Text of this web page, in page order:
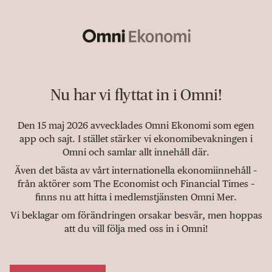
Nu har vi flyttat in i Omni!
Den 15 maj 2026 avvecklades Omni Ekonomi som egen
app och sajt. I stället stärker vi ekonomibevakningen i
Omni och samlar allt innehåll där.
Även det bästa av vårt internationella ekonomiinnehåll –
från aktörer som The Economist och Financial Times –
finns nu att hitta i medlemstjänsten Omni Mer.
Vi beklagar om förändringen orsakar besvär, men hoppas
att du vill följa med oss in i Omni!